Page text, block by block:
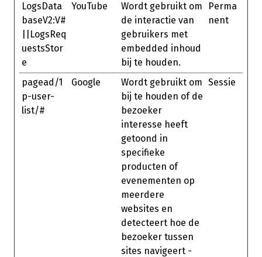
LogsData
baseV2:V#
||LogsReq
uestsStor
e
YouTube
Wordt gebruikt om
de interactie van
gebruikers met
embedded inhoud
bij te houden.
Perma
nent
pagead/1
p-user-
list/#
Google
Wordt gebruikt om
bij te houden of de
bezoeker
interesse heeft
getoond in
specifieke
producten of
evenementen op
meerdere
websites en
detecteert hoe de
bezoeker tussen
sites navigeert -
Sessie